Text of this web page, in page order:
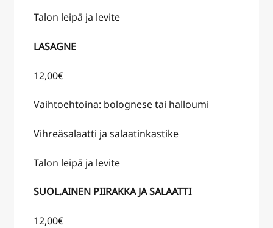
Talon leipä ja levite
LASAGNE
12,00€
Vaihtoehtoina: bolognese tai halloumi
Vihreäsalaatti ja salaatinkastike
Talon leipä ja levite
SUOL.AINEN PIIRAKKA JA SALAATTI
12,00€